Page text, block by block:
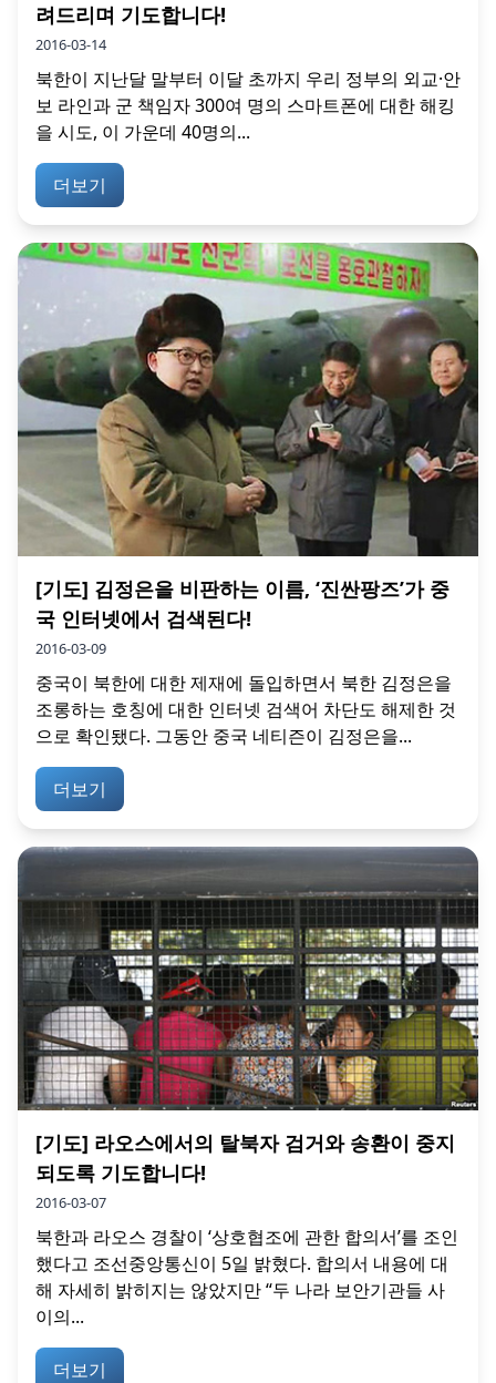
려드리며 기도합니다!
2016-03-14
북한이 지난달 말부터 이달 초까지 우리 정부의 외교·안
보 라인과 군 책임자 300여 명의 스마트폰에 대한 해킹
을 시도, 이 가운데 40명의...
더보기
[기도] 김정은을 비판하는 이름, ‘진싼팡즈’가 중
국 인터넷에서 검색된다!
2016-03-09
중국이 북한에 대한 제재에 돌입하면서 북한 김정은을
조롱하는 호칭에 대한 인터넷 검색어 차단도 해제한 것
으로 확인됐다. 그동안 중국 네티즌이 김정은을...
더보기
[기도] 라오스에서의 탈북자 검거와 송환이 중지
되도록 기도합니다!
2016-03-07
북한과 라오스 경찰이 ‘상호협조에 관한 합의서’를 조인
했다고 조선중앙통신이 5일 밝혔다. 합의서 내용에 대
해 자세히 밝히지는 않았지만 “두 나라 보안기관들 사
이의...
더보기